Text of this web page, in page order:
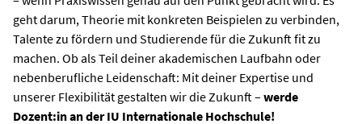
geht darum, Theorie mit konkreten Beispielen zu verbinden,
Talente zu fördern und Studierende für die Zukunft fit zu
machen. Ob als Teil deiner akademischen Laufbahn oder
nebenberufliche Leidenschaft: Mit deiner Expertise und
unserer Flexibilität gestalten wir die Zukunft – werde
Dozent:in an der IU Internationale Hochschule!